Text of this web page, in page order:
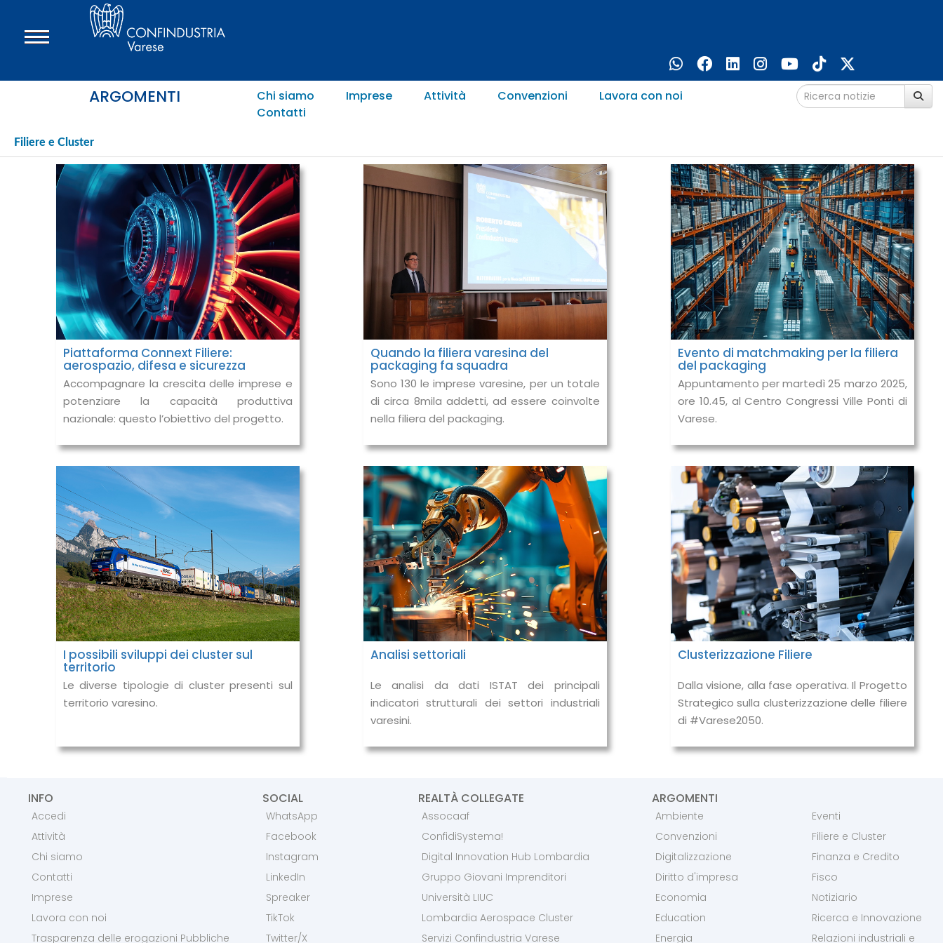
ARGOMENTI Chi siamo Imprese Attività Convenzioni
Lavora con noi
Contatti
Filiere e Cluster
Piattaforma Connext Filiere:
aerospazio, difesa e sicurezza
Accompagnare la crescita delle imprese e
potenziare la capacità produttiva
nazionale: questo l’obiettivo del progetto.
Quando la filiera varesina del
packaging fa squadra
Sono 130 le imprese varesine, per un totale
di circa 8mila addetti, ad essere coinvolte
nella filiera del packaging.
Evento di matchmaking per la filiera
del packaging
Appuntamento per martedì 25 marzo 2025,
ore 10.45, al Centro Congressi Ville Ponti di
Varese.
I possibili sviluppi dei cluster sul
territorio
Le diverse tipologie di cluster presenti sul
territorio varesino.
Analisi settoriali
Le analisi da dati ISTAT dei principali
indicatori strutturali dei settori industriali
varesini.
Clusterizzazione Filiere
Dalla visione, alla fase operativa. Il Progetto
Strategico sulla clusterizzazione delle filiere
di #Varese2050.
INFO
Accedi
Attività
Chi siamo
Contatti
Imprese
Lavora con noi
Trasparenza delle erogazioni Pubbliche
SOCIAL
WhatsApp
Facebook
Instagram
LinkedIn
Spreaker
TikTok
Twitter/X
REALTÀ COLLEGATE
Assocaaf
ConfidiSystema!
Digital Innovation Hub Lombardia
Gruppo Giovani Imprenditori
Università LIUC
Lombardia Aerospace Cluster
Servizi Confindustria Varese
ARGOMENTI
Ambiente
Convenzioni
Digitalizzazione
Diritto d'impresa
Economia
Education
Energia
Eventi
Filiere e Cluster
Finanza e Credito
Fisco
Notiziario
Ricerca e Innovazione
Relazioni industriali e